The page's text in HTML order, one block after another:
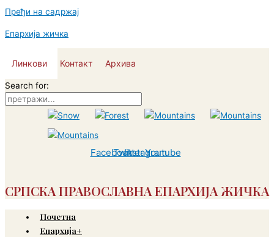
Пређи на садржај
Епархија жичка
Линкови Контакт Архива
Search for:
Facebook
Twitter
Instagram
Youtube
СРПСКА ПРАВОСЛАВНА ЕПАРХИЈА ЖИЧКА
Почетна
Епархија+